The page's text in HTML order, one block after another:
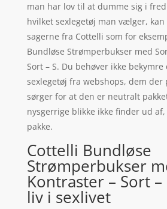
man har lov til at dumme sig i
hvilket sexlegetøj man vælger,
sagerne fra Cottelli som for
Bundløse Strømperbukser med
Sort – S. Du behøver ikke
sexlegetøj fra webshops, dem der
sørger for at den er neutralt
nysgerrige blikke ikke finder ud
pakke.
Cottelli Bundløse
Strømperbukser
Kontraster – Sort
liv i sexlivet